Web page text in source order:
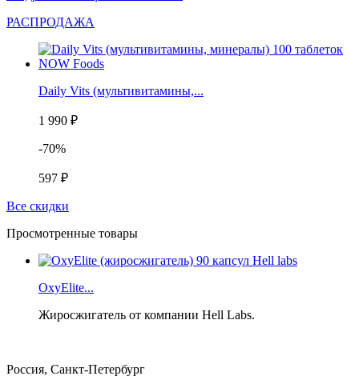
РАСПРОДАЖА
Daily Vits (мультивитамины,...
1 990 ₽
-70%
597 ₽
Все скидки
Просмотренные товары
OxyElite...
Жиросжигатель от компании Hell Labs.
Россия, Санкт-Петербург